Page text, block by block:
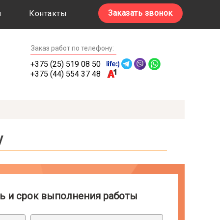
Контакты Заказать звонок
Заказ работ по телефону:
+375 (25) 519 08 50
+375 (44) 554 37 48
работы Скидки на
и срок выполнения работы